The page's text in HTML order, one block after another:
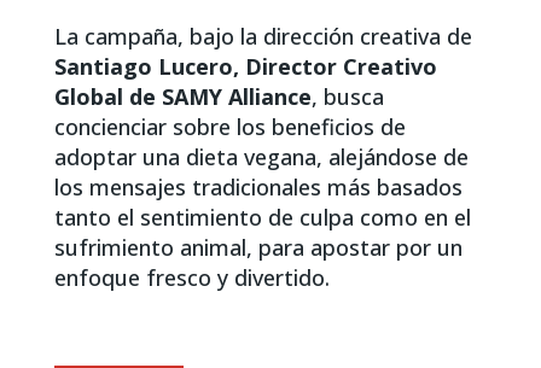
La campaña, bajo la dirección creativa de
Santiago Lucero, Director Creativo
Global de SAMY Alliance, busca
concienciar sobre los beneficios de
adoptar una dieta vegana, alejándose de
los mensajes tradicionales más basados
tanto el sentimiento de culpa como en el
sufrimiento animal, para apostar por un
enfoque fresco y divertido.